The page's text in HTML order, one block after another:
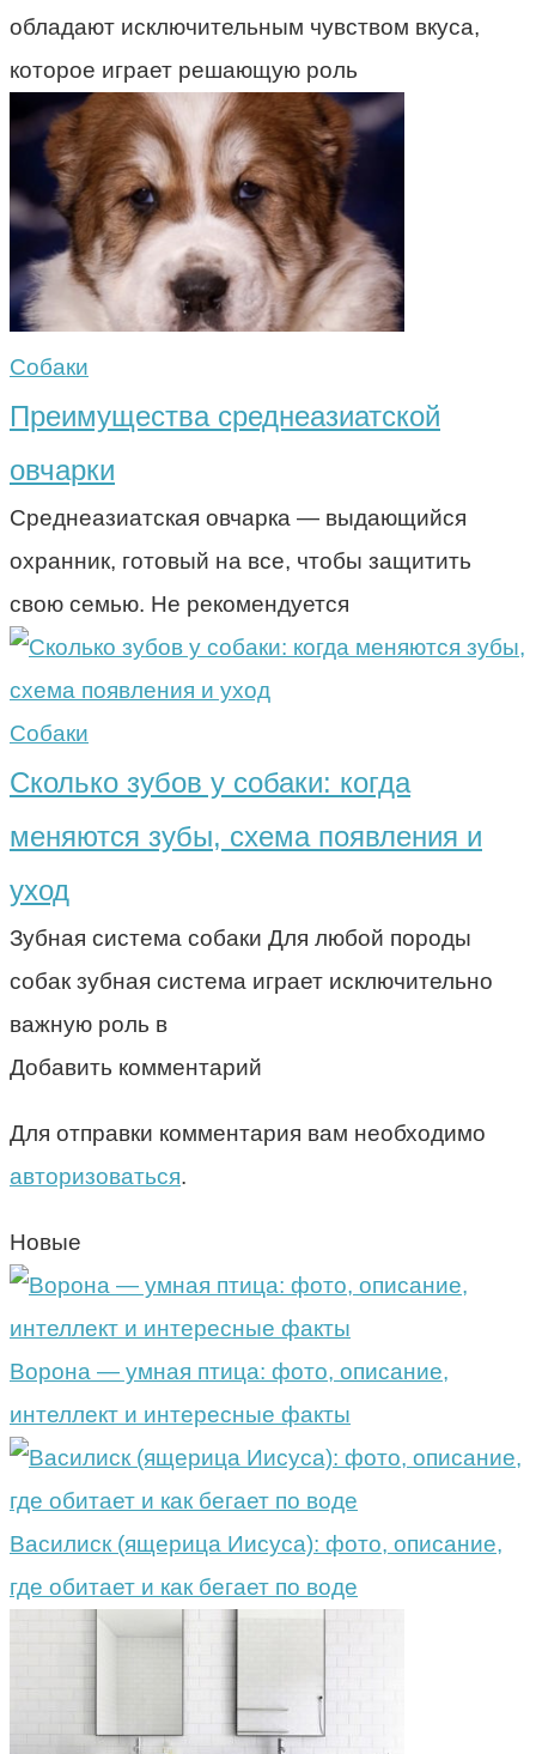
обладают исключительным чувством вкуса,
которое играет решающую роль
Собаки
Преимущества среднеазиатской
овчарки
Среднеазиатская овчарка — выдающийся
охранник, готовый на все, чтобы защитить
свою семью. Не рекомендуется
Собаки
Сколько зубов у собаки: когда
меняются зубы, схема появления и
уход
Зубная система собаки Для любой породы
собак зубная система играет исключительно
важную роль в
Добавить комментарий
Для отправки комментария вам необходимо
авторизоваться.
Новые
Ворона — умная птица: фото, описание,
интеллект и интересные факты
Василиск (ящерица Иисуса): фото, описание,
где обитает и как бегает по воде